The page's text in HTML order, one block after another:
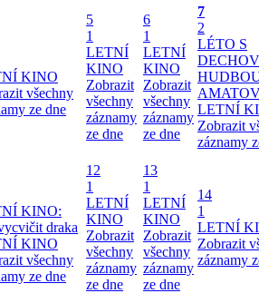
KINO
všechny
ze dne
5
1
LETNÍ
KINO
Zobrazit
všechny
záznamy
ze dne
6
1
LETNÍ
KINO
Zobrazit
všechny
záznamy
ze dne
7
2
LÉTO S
LETNÍ
Zobrazit
záznamy
KINO:
draka
KINO
všechny
ze dne
12
1
LETNÍ
KINO
Zobrazit
všechny
záznamy
ze dne
13
1
LETNÍ
KINO
Zobrazit
všechny
záznamy
ze dne
14
1
LETNÍ
Zobrazit
záznamy